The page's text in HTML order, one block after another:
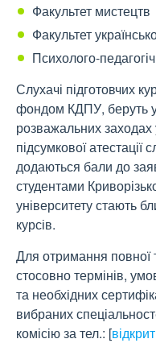
Факультет мистецтв
Факультет
Психолого-
Слухачі підготовчих
фондом КДПУ, беруть
розважальних заходах
підсумкової атестації
додаються бали до
студентами
університету стають
курсів.
Для отримання повної
стосовно термінів,
та необхідних
вибраних
комісію за тел.: [